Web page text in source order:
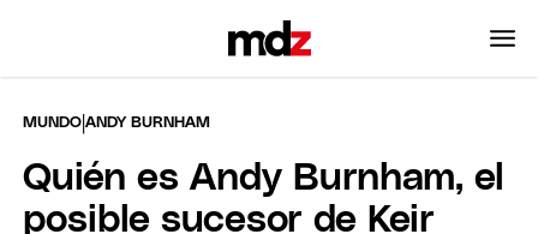
MUNDO |ANDY BURNHAM
Quién es Andy Burnham, el
posible sucesor de Keir